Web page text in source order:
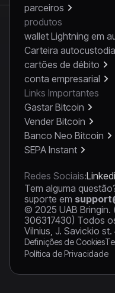
parceiros
produtos
wallet Lightning em
Carteira
cartões de débito
conta empresarial
Links Importantes
Gastar Bitcoin
Vender Bitcoin
Banco Neo Bitcoin
SEPA Instant
Redes Sociais:
Tem alguma
suporte em
© 2025 UAB Bringin.
306317430) Todos
Vilnius, J. Savickio
Definições de Cookies
Política de Privacidade